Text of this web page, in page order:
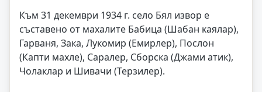
Към 31 декември 1934 г. село Бял извор е
съставено от махалите Бабица (Шабан каялар),
Гарваня, Зака, Лукомир (Емирлер), Послон
(Капти махле), Саралер, Сборска (Джами атик),
Чолаклар и Шивачи (Терзилер).